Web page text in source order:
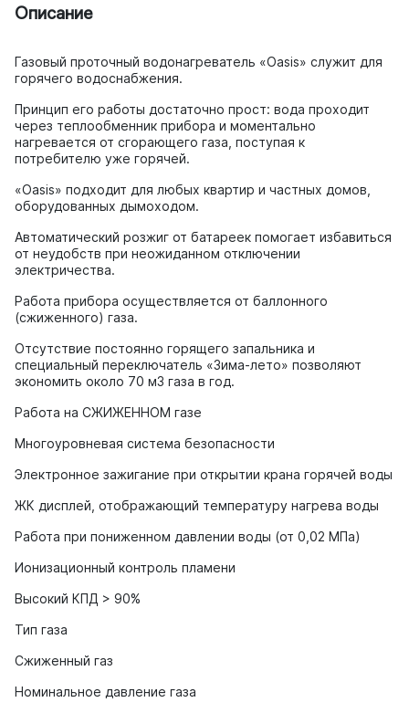
Описание
Газовый проточный водонагреватель «Oasis» служит для
горячего водоснабжения.
Принцип его работы достаточно прост: вода проходит
через теплообменник прибора и моментально
нагревается от сгорающего газа, поступая к
потребителю уже горячей.
«Oasis» подходит для любых квартир и частных домов,
оборудованных дымоходом.
Автоматический розжиг от батареек помогает избавиться
от неудобств при неожиданном отключении
электричества.
Работа прибора осуществляется от баллонного
(сжиженного) газа.
Отсутствие постоянно горящего запальника и
специальный переключатель «Зима-лето» позволяют
экономить около 70 м3 газа в год.
Работа на СЖИЖЕННОМ газе
Многоуровневая система безопасности
Электронное зажигание при открытии крана горячей воды
ЖК дисплей, отображающий температуру нагрева воды
Работа при пониженном давлении воды (от 0,02 МПа)
Ионизационный контроль пламени
Высокий КПД > 90%
Тип газа
Сжиженный газ
Номинальное давление газа